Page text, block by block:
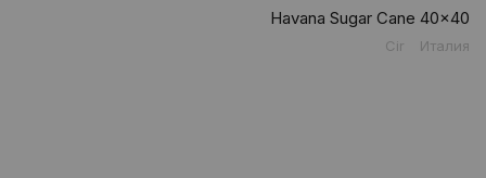
Havana Sugar Cane 40x40
Cir Италия